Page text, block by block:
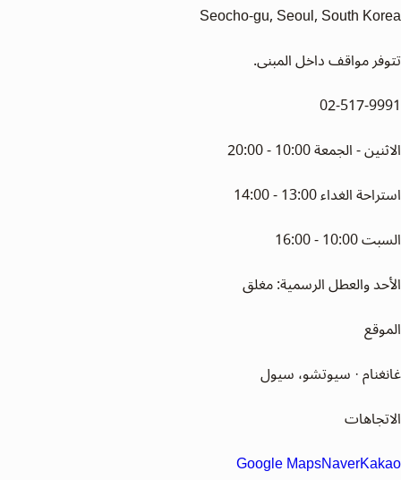
Seocho-gu, Seoul, South Korea
تتوفر مواقف داخل المبنى.
02-517-9991
الاثنين - الجمعة 10:00 - 20:00
استراحة الغداء 13:00 - 14:00
السبت 10:00 - 16:00
الأحد والعطل الرسمية: مغلق
الموقع
غانغنام · سيوتشو، سيول
الاتجاهات
Google MapsNaverKakao